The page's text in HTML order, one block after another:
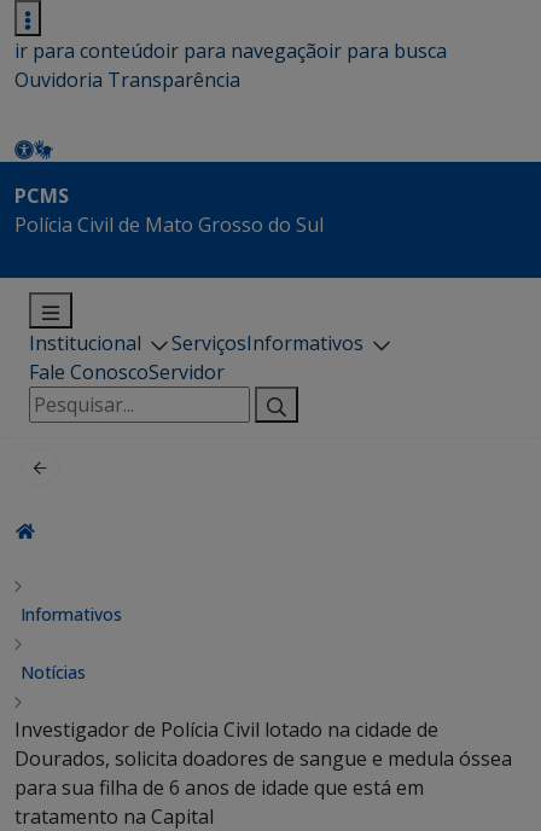
ir para conteúdoir para navegaçãoir para busca
Ouvidoria Transparência
PCMS
Polícia Civil de Mato Grosso do Sul
Institucional ServiçosInformativos
Fale ConoscoServidor
Pesquisar
por:
Informativos
Notícias
Investigador de Polícia Civil lotado na cidade de
Dourados, solicita doadores de sangue e medula óssea
para sua filha de 6 anos de idade que está em
tratamento na Capital